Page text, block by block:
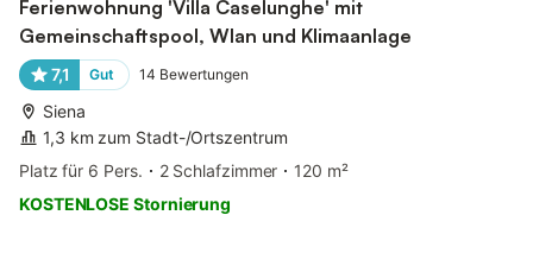
Ferienwohnung 'Villa Caselunghe' mit
Gemeinschaftspool, Wlan und Klimaanlage
7,1 Gut 14 Bewertungen
Siena
1,3 km zum Stadt-/Ortszentrum
Platz für 6 Pers.
2 Schlafzimmer
120 m²
KOSTENLOSE Stornierung